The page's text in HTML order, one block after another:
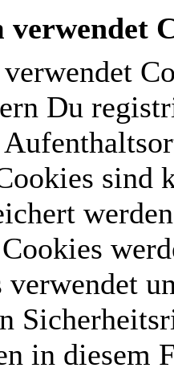
verwendet
Du
sind
verwendet
in diesem